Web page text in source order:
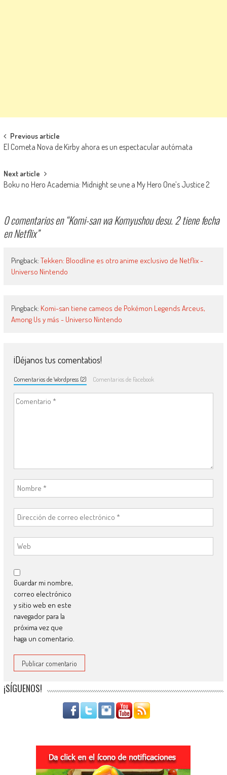
Navegación de entradas
Previous article
El Cometa Nova de Kirby ahora es un espectacular autómata
Next article
Boku no Hero Academia: Midnight se une a My Hero One’s Justice 2
0 comentarios en “Komi-san wa Komyushou desu. 2 tiene fecha
en Netflix”
Pingback: Tekken: Bloodline es otro anime exclusivo de Netflix -
Universo Nintendo
Pingback: Komi-san tiene cameos de Pokémon Legends Arceus,
Among Us y más - Universo Nintendo
¡Déjanos tus comentatios!
Comentarios de Wordpress (2) Comentarios de Facebook
Guardar mi nombre,
correo electrónico
y sitio web en este
navegador para la
próxima vez que
haga un comentario.
¡SÍGUENOS!